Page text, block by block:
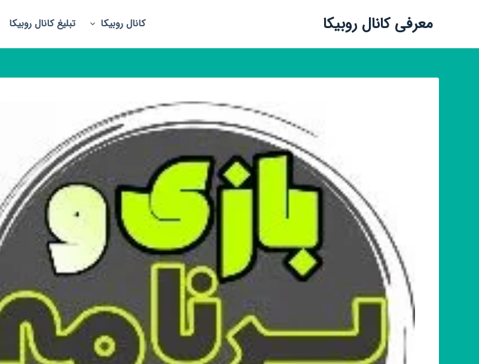
معرفی کانال روبیکا کانال روبیکا تبلیغ کانال روبیکا